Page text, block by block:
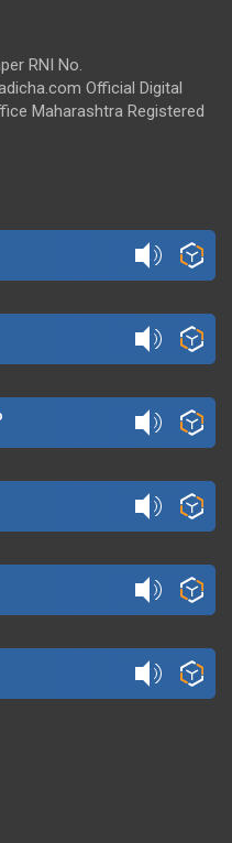
RNI No.
Official Digital
Maharashtra Registered